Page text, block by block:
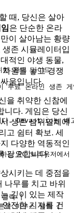
때, 당신은 살아
은 단순한 온라
이 살아남는 황량
존 시뮬레이터입
적인 야생 동물,
원을 놓고 경쟁
움입니다.
을 취약한 신참에
니다. 게임은 당신
생존 삼위일체에
고 쉼터 확보. 세
다양한 역동적인
강요합니다.
시키는 데 중점을
나무를 치고 바위
깊이 있는 제작
전한 기지를 건
완벽 가이드
료 온라인 생존 게
. Devast.io는 배
PC 브라우저에
클릭 |
쪽 마우스 클릭 |